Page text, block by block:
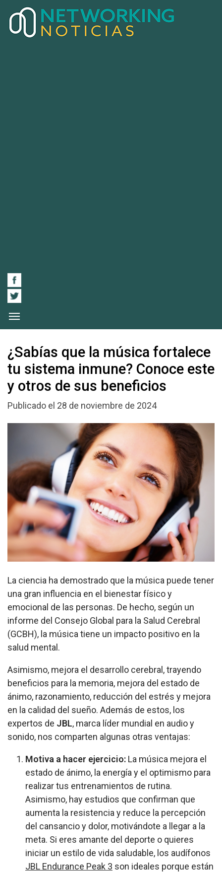
¿Sabías que la música fortalece
tu sistema inmune? Conoce este
y otros de sus beneficios
Publicado el 28 de noviembre de 2024
La ciencia ha demostrado que la música puede tener
una gran influencia en el bienestar físico y
emocional de las personas. De hecho, según un
informe del Consejo Global para la Salud Cerebral
(GCBH), la música tiene un impacto positivo en la
salud mental.
Asimismo, mejora el desarrollo cerebral, trayendo
beneficios para la memoria, mejora del estado de
ánimo, razonamiento, reducción del estrés y mejora
en la calidad del sueño. Además de estos, los
expertos de JBL, marca líder mundial en audio y
sonido, nos comparten algunas otras ventajas:
Motiva a hacer ejercicio: La música mejora el
estado de ánimo, la energía y el optimismo para
realizar tus entrenamientos de rutina.
Asimismo, hay estudios que confirman que
aumenta la resistencia y reduce la percepción
del cansancio y dolor, motivándote a llegar a la
meta. Si eres amante del deporte o quieres
iniciar un estilo de vida saludable, los audífonos
JBL Endurance Peak 3 son ideales porque están